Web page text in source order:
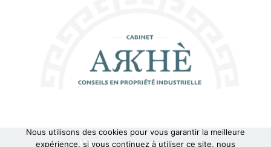
Mentions Légales
Nous utilisons des cookies pour vous garantir la meilleure
expérience, si vous continuez à utiliser ce site, nous